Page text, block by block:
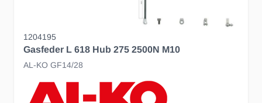
1204195
Gasfeder L 618 Hub 275 2500N M10
AL-KO GF14/28